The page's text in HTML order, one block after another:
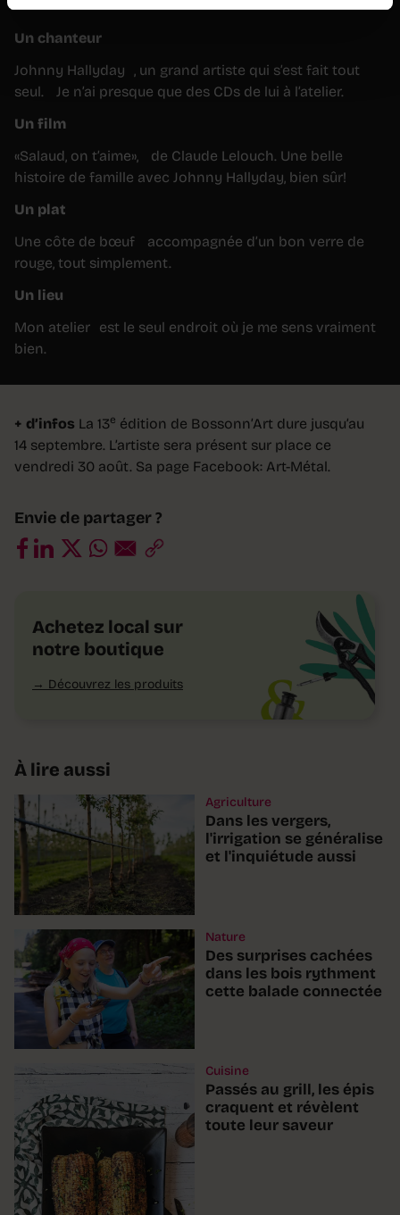
Un chanteur
Johnny Hallyday , un grand artiste qui s’est fait tout
seul. Je n’ai presque que des CDs de lui à l’atelier.
Un film
«Salaud, on t’aime», de Claude Lelouch. Une belle
histoire de famille avec Johnny Hallyday, bien sûr!
Un plat
Une côte de bœuf accompagnée d’un bon verre de
rouge, tout simplement.
Un lieu
Mon atelier est le seul endroit où je me sens vraiment
bien.
+ d’infos La 13e édition de Bossonn’Art dure jusqu’au
14 septembre. L’artiste sera présent sur place ce
vendredi 30 août. Sa page Facebook: Art-Métal.
Envie de partager ?
Achetez local sur
notre boutique
Découvrez les produits
À lire aussi
Agriculture
Dans les vergers,
l'irrigation se généralise
et l'inquiétude aussi
Nature
Des surprises cachées
dans les bois rythment
cette balade connectée
Cuisine
Passés au grill, les épis
craquent et révèlent
toute leur saveur